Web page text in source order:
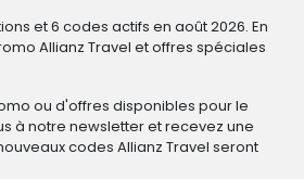
et 6 codes actifs en août 2026. En
Allianz Travel et offres spéciales
ou d'offres disponibles pour le
à notre newsletter et recevez une
codes Allianz Travel seront